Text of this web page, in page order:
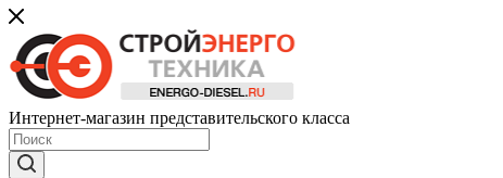
Интернет-магазин представительского класса